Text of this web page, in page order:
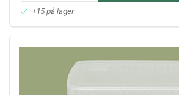
+15 på lager